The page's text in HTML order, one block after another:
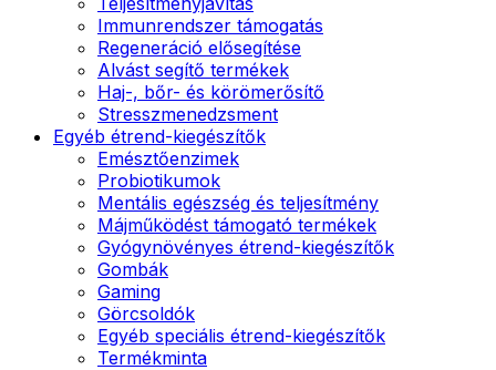
Immunrendszer támogatás
Regeneráció elősegítése
Alvást segítő termékek
Haj-, bőr- és körömerősítő
Stresszmenedzsment
Egyéb étrend-kiegészítők
Emésztőenzimek
Probiotikumok
Mentális egészség és teljesítmény
Májműködést támogató termékek
Gyógynövényes étrend-kiegészítők
Gombák
Gaming
Görcsoldók
Egyéb speciális étrend-kiegészítők
Termékminta